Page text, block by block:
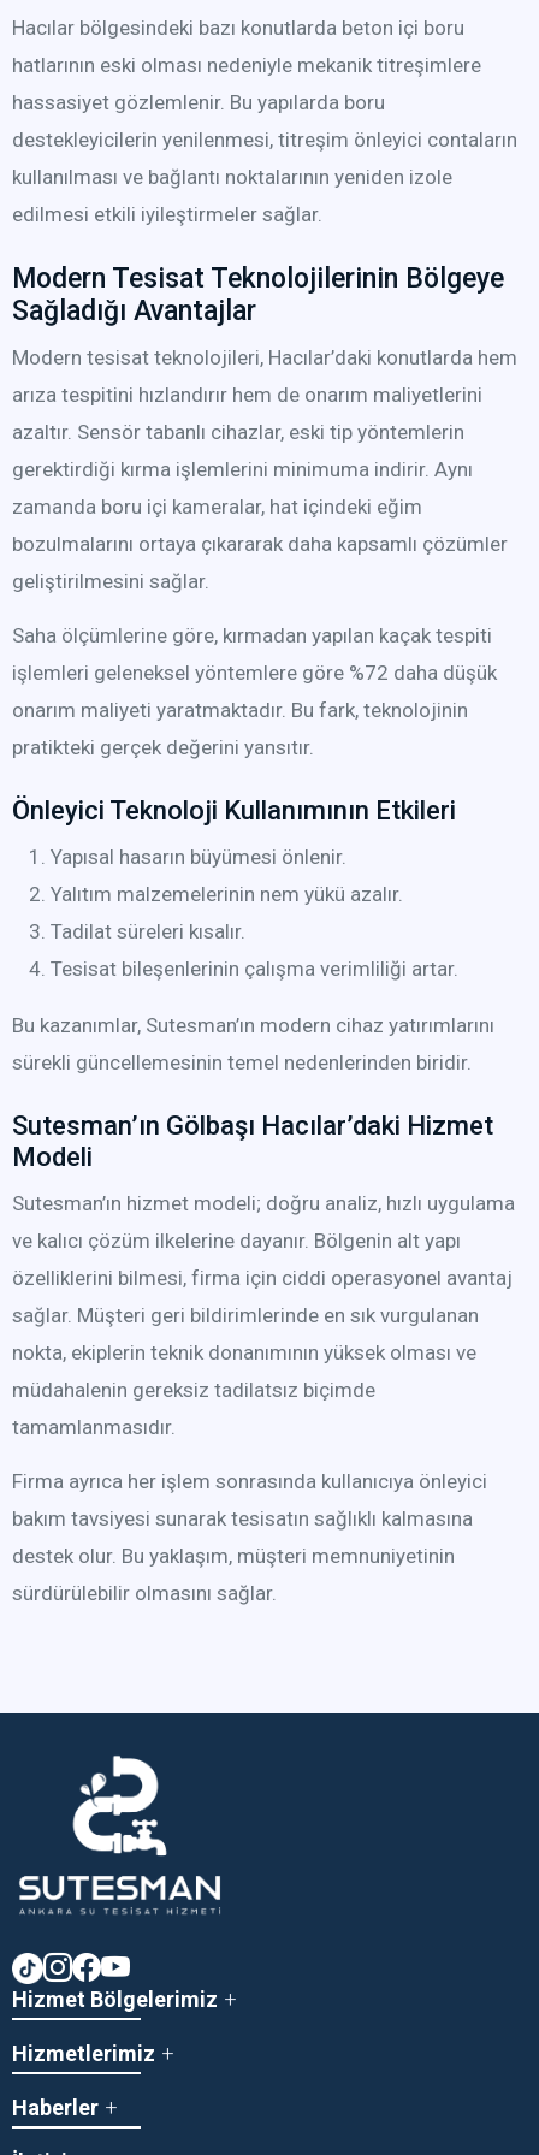
Hacılar bölgesindeki bazı konutlarda beton içi boru
hatlarının eski olması nedeniyle mekanik titreşimlere
hassasiyet gözlemlenir. Bu yapılarda boru
destekleyicilerin yenilenmesi, titreşim önleyici contaların
kullanılması ve bağlantı noktalarının yeniden izole
edilmesi etkili iyileştirmeler sağlar.
Modern Tesisat Teknolojilerinin Bölgeye
Sağladığı Avantajlar
Modern tesisat teknolojileri, Hacılar’daki konutlarda hem
arıza tespitini hızlandırır hem de onarım maliyetlerini
azaltır. Sensör tabanlı cihazlar, eski tip yöntemlerin
gerektirdiği kırma işlemlerini minimuma indirir. Aynı
zamanda boru içi kameralar, hat içindeki eğim
bozulmalarını ortaya çıkararak daha kapsamlı çözümler
geliştirilmesini sağlar.
Saha ölçümlerine göre, kırmadan yapılan kaçak tespiti
işlemleri geleneksel yöntemlere göre %72 daha düşük
onarım maliyeti yaratmaktadır. Bu fark, teknolojinin
pratikteki gerçek değerini yansıtır.
Önleyici Teknoloji Kullanımının Etkileri
Yapısal hasarın büyümesi önlenir.
Yalıtım malzemelerinin nem yükü azalır.
Tadilat süreleri kısalır.
Tesisat bileşenlerinin çalışma verimliliği artar.
Bu kazanımlar, Sutesman’ın modern cihaz yatırımlarını
sürekli güncellemesinin temel nedenlerinden biridir.
Sutesman’ın Gölbaşı Hacılar’daki Hizmet
Modeli
Sutesman’ın hizmet modeli; doğru analiz, hızlı uygulama
ve kalıcı çözüm ilkelerine dayanır. Bölgenin alt yapı
özelliklerini bilmesi, firma için ciddi operasyonel avantaj
sağlar. Müşteri geri bildirimlerinde en sık vurgulanan
nokta, ekiplerin teknik donanımının yüksek olması ve
müdahalenin gereksiz tadilatsız biçimde
tamamlanmasıdır.
Firma ayrıca her işlem sonrasında kullanıcıya önleyici
bakım tavsiyesi sunarak tesisatın sağlıklı kalmasına
destek olur. Bu yaklaşım, müşteri memnuniyetinin
sürdürülebilir olmasını sağlar.
Hizmet Bölgelerimiz
Hizmetlerimiz
Haberler